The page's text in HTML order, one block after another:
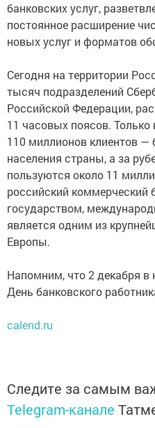
банковских услуг,
постоянное расширение
новых услуг и форматов
Сегодня на территории
тысяч подразделений
Российской Федерации,
11 часовых поясов. Только
110 миллионов клиентов
населения страны, а за
пользуются около 11
российский коммерческий
государством,
является одним из
Европы.
Напомним, что 2 декабря в
День банковского
calend.ru
Следите за самым
Telegram-канале